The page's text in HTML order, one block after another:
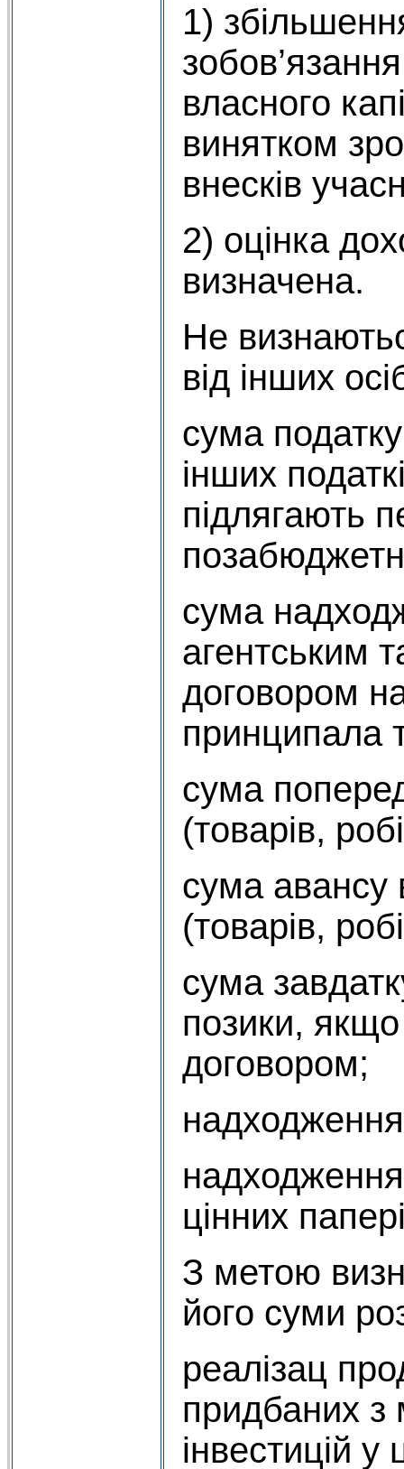
1)
власного
винятком
внесків
2) оцінка
визначена.
Не
від інших
сума
інших
підлягають
сума
агентським
договором
принципала
сума
(товарів,
сума авансу
(товарів,
сума
позики,
договором;
цінних
З метою
його суми
реалізац
придбаних з
інвестицій у